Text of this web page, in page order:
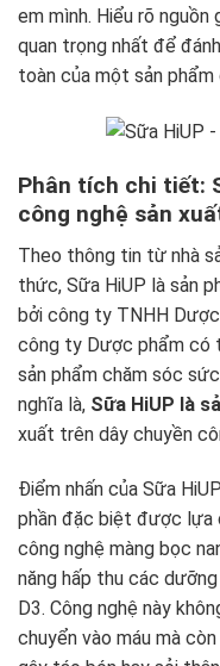
em mình. Hiểu rõ
quan trọng nhất để
toàn của một sản phẩm
Phân tích chi tiết:
công nghệ sản
Theo thông tin từ nhà
thức, Sữa HiUP là sản
bởi công ty TNHH
công ty Dược phẩm có
sản phẩm chăm sóc
nghĩa là, Sữa HiUP là
xuất trên dây chuyền
Điểm nhấn của Sữa
phần đặc biệt được lựa
công nghệ màng bọc
năng hấp thu các
D3. Công nghệ này
chuyển vào máu mà